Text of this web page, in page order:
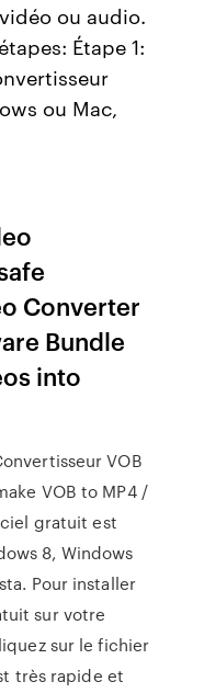
ou audio.
Étape 1:
ou Mac,
Converter
Bundle
into
VOB
VOB to MP4 /
gratuit est
8, Windows
Pour installer
sur votre
sur le fichier
très rapide et